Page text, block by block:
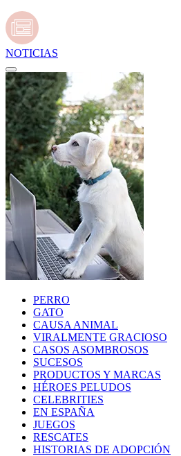
NOTICIAS
PERRO
GATO
CAUSA ANIMAL
VIRALMENTE GRACIOSO
CASOS ASOMBROSOS
SUCESOS
PRODUCTOS Y MARCAS
HÉROES PELUDOS
CELEBRITIES
EN ESPAÑA
JUEGOS
RESCATES
HISTORIAS DE ADOPCIÓN